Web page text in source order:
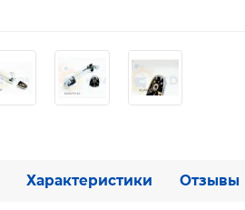
Характеристики Отзывы